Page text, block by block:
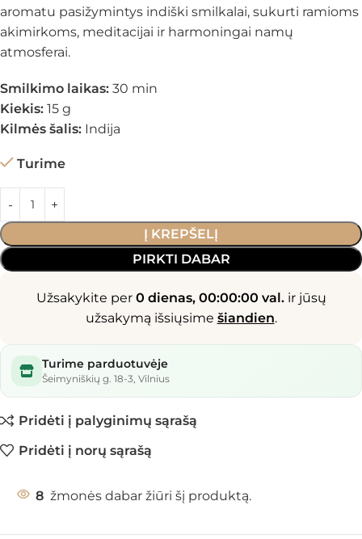
aromatu pasižymintys indiški smilkalai, sukurti ramioms
akimirkoms, meditacijai ir harmoningai namų
atmosferai.
Smilkimo laikas: 30 min
Kiekis: 15 g
Kilmės šalis: Indija
Turime
Į KREPŠELĮ
PIRKTI DABAR
Užsakykite per 0 dienas, 00:00:00 val.ir jūsų
užsakymą išsiųsime šiandien.
Turime parduotuvėje
Šeimyniškių g. 18-3, Vilnius
Pridėti į palyginimų sąrašą
Pridėti į norų sąrašą
8 žmonės dabar žiūri šį produktą.